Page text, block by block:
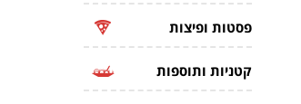
פסטות ופיצות
קטניות ותוספות